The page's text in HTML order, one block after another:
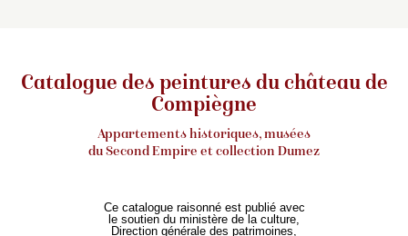
Catalogue des peintures du château de
Compiègne
Appartements historiques, musées
du Second Empire et collection Dumez
Ce catalogue raisonné est publié avec
le soutien du ministère de la culture,
Direction générale des patrimoines,